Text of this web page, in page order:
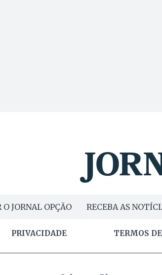
JORNAL OPÇÃO RECEBA AS
PRIVACIDADE TERMOS